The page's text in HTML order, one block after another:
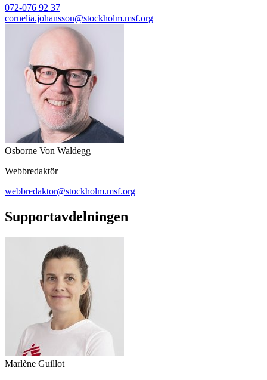
072-076 92 37
cornelia.johansson@stockholm.msf.org
Osborne Von Waldegg
Webbredaktör
webbredaktor@stockholm.msf.org
Supportavdelningen
Marlène Guillot